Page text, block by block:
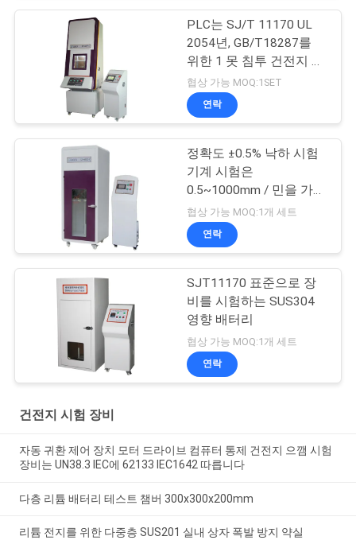
PLC는 SJ/T 11170 UL
2054년, GB/T18287를
위한 1 못 침투 건전지 시
험 장비에서 모두를 통제
합니다
협상 가능 MOQ:1SET
연락
정확도 ±0.5% 낙하 시험
기계 시험은
0.5~1000mm / 민을 가속
시킵니다
협상 가능 MOQ:1개 세트
연락
SJT11170 표준으로 장
비를 시험하는 SUS304
영향 배터리
협상 가능 MOQ:1개 세트
연락
건전지 시험 장비
자동 귀환 제어 장치 모터 드라이브 컴퓨터 통제 건전지 으깸 시험
장비는 UN38.3 IEC에 62133 IEC1642 따릅니다
다층 리튬 배터리 테스트 챔버 300x300x200mm
리튬 전지를 위한 다중층 SUS201 실내 상자 폭발 방지 약실